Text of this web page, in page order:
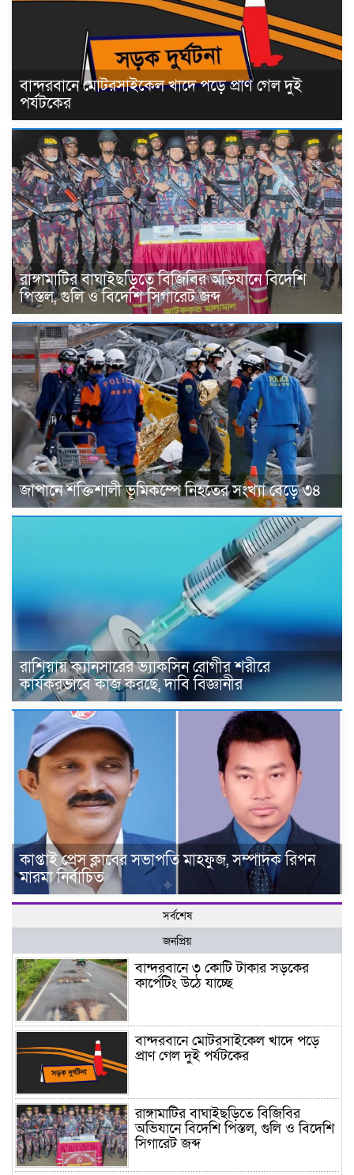
বান্দরবানে মোটরসাইকেল খাদে পড়ে প্রাণ গেল দুই
পর্যটকের
রাঙ্গামাটির বাঘাইছড়িতে বিজিবির অভিযানে বিদেশি
পিস্তল, গুলি ও বিদেশি সিগারেট জব্দ
জাপানে শক্তিশালী ভূমিকম্পে নিহতের সংখ্যা বেড়ে ৩৪
রাশিয়ায় ক্যানসারের ভ্যাকসিন রোগীর শরীরে
কার্যকরভাবে কাজ করছে, দাবি বিজ্ঞানীর
কাপ্তাই প্রেস ক্লাবের সভাপতি মাহফুজ, সম্পাদক রিপন
মারমা নির্বাচিত
সর্বশেষ
জনপ্রিয়
বান্দরবানে ৩ কোটি টাকার সড়কের
কার্পেটিং উঠে যাচ্ছে
বান্দরবানে মোটরসাইকেল খাদে পড়ে
প্রাণ গেল দুই পর্যটকের
রাঙ্গামাটির বাঘাইছড়িতে বিজিবির
অভিযানে বিদেশি পিস্তল, গুলি ও বিদেশি
সিগারেট জব্দ